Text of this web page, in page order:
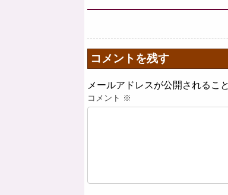
コメントを残す
メールアドレスが公開されるこ
コメント ※